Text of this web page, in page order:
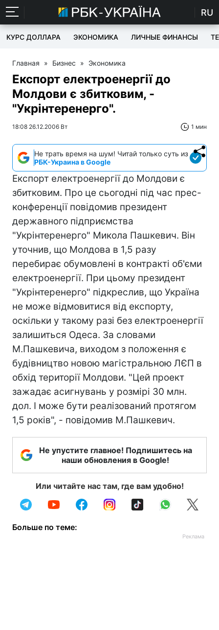
RU
КУРС ДОЛЛАРА ЭКОНОМИКА ЛИЧНЫЕ ФИНАНСЫ
Главная » Бизнес » Экономика
Експорт електроенергії до
Молдови є збитковим, -
"Укрінтеренерго".
18:08 26.12.2006 Вт 1 мин
Не трать время на шум! Читай только суть из
РБК-Украина в Google
Експорт електроенергії до Молдови є
збитковим. Про це сьогодні під час прес-
конференції повідомив президент
державного підприємства
"Укрінтеренерго" Микола Пашкевич. Він
уточнив, що Молдова в 1,5 разу
перебирає обумовлені в контракті об'єми
електроенергії. При цьому президент
"Укрінтеренерго" підкреслив, що Україна
не може відмовитися від експорту,
оскільки у такому разі без електроенергії
залишиться Одеса. За словами
М.Пашкевича, виходом з положення є
будівництво новою магістральною ЛЄП в
обхід території Молдови. "Цей проект
зажадає асигнувань у розмірі 30 млн.
дол. І може бути реалізований протягом
1,5 років", - повідомив М.Пашкевич.
Не упустите главное! Подпишитесь на
наши обновления в Google!
Или читайте нас там, где вам удобно!
Больше по теме: